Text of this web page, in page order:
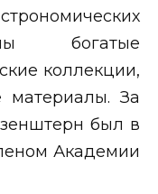
богатые
коллекции,
материалы. За
был в
Академии